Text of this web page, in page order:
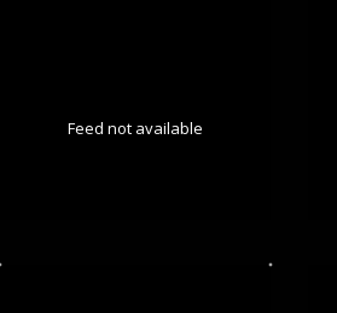
Feed not available